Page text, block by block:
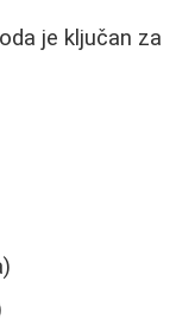
je ključan za